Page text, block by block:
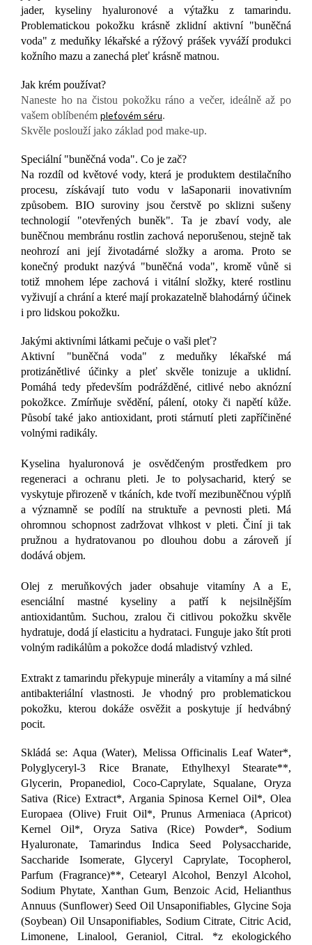
jader, kyseliny hyaluronové a výtažku z tamarindu.
Problematickou pokožku krásně zklidní aktivní "buněčná
voda" z meduňky lékařské a rýžový prášek vyváží produkci
kožního mazu a zanechá pleť krásně matnou.
Jak krém používat?
Naneste ho na čistou pokožku ráno a večer, ideálně až po
vašem oblíbeném pleťovém séru.
Skvěle poslouží jako základ pod make-up.
Speciální "buněčná voda". Co je zač?
Na rozdíl od květové vody, která je produktem destilačního
procesu, získávají tuto vodu v laSaponarii inovativním
způsobem. BIO suroviny jsou čerstvě po sklizni sušeny
technologií "otevřených buněk". Ta je zbaví vody, ale
buněčnou membránu rostlin zachová neporušenou, stejně tak
neohrozí ani její životadárné složky a aroma. Proto se
konečný produkt nazývá "buněčná voda", kromě vůně si
totiž mnohem lépe zachová i vitální složky, které rostlinu
vyživují a chrání a které mají prokazatelně blahodárný účinek
i pro lidskou pokožku.
Jakými aktivními látkami pečuje o vaši pleť?
Aktivní "buněčná voda" z meduňky lékařské má
protizánětlivé účinky a pleť skvěle tonizuje a uklidní.
Pomáhá tedy především podrážděné, citlivé nebo aknózní
pokožkce. Zmírňuje svědění, pálení, otoky či napětí kůže.
Působí také jako antioxidant, proti stárnutí pleti zapříčiněné
volnými radikály.
Kyselina hyaluronová je osvědčeným prostředkem pro
regeneraci a ochranu pleti. Je to polysacharid, který se
vyskytuje přirozeně v tkáních, kde tvoří mezibuněčnou výplň
a významně se podílí na struktuře a pevnosti pleti. Má
ohromnou schopnost zadržovat vlhkost v pleti. Činí ji tak
pružnou a hydratovanou po dlouhou dobu a zároveň jí
dodává objem.
Olej z meruňkových jader obsahuje vitamíny A a E,
esenciální mastné kyseliny a patří k nejsilnějším
antioxidantům. Suchou, zralou či citlivou pokožku skvěle
hydratuje, dodá jí elasticitu a hydrataci. Funguje jako štít proti
volným radikálům a pokožce dodá mladistvý vzhled.
Extrakt z tamarindu překypuje minerály a vitamíny a má silné
antibakteriální vlastnosti. Je vhodný pro problematickou
pokožku, kterou dokáže osvěžit a poskytuje jí hedvábný
pocit.
Skládá se: Aqua (Water), Melissa Officinalis Leaf Water*,
Polyglyceryl-3 Rice Branate, Ethylhexyl Stearate**,
Glycerin, Propanediol, Coco-Caprylate, Squalane, Oryza
Sativa (Rice) Extract*, Argania Spinosa Kernel Oil*, Olea
Europaea (Olive) Fruit Oil*, Prunus Armeniaca (Apricot)
Kernel Oil*, Oryza Sativa (Rice) Powder*, Sodium
Hyaluronate, Tamarindus Indica Seed Polysaccharide,
Saccharide Isomerate, Glyceryl Caprylate, Tocopherol,
Parfum (Fragrance)**, Cetearyl Alcohol, Benzyl Alcohol,
Sodium Phytate, Xanthan Gum, Benzoic Acid, Helianthus
Annuus (Sunflower) Seed Oil Unsaponifiables, Glycine Soja
(Soybean) Oil Unsaponifiables, Sodium Citrate, Citric Acid,
Limonene, Linalool, Geraniol, Citral. *z ekologického